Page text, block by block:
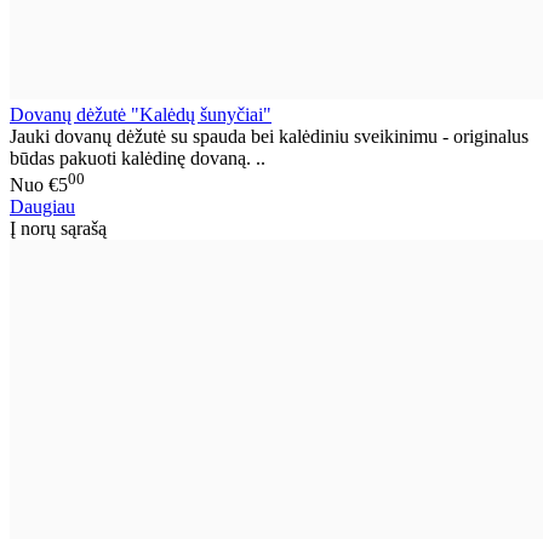
Dovanų dėžutė "Kalėdų šunyčiai"
Jauki dovanų dėžutė su spauda bei kalėdiniu sveikinimu - originalus
būdas pakuoti kalėdinę dovaną. ..
Nuo €500
Daugiau
Į norų sąrašą